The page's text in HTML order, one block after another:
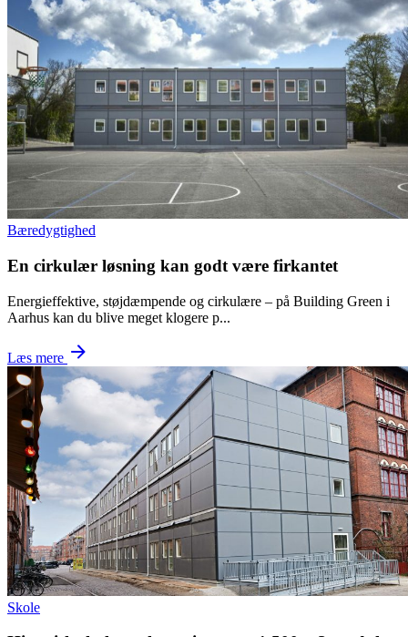
bæredygtighed
En cirkulær løsning kan godt være firkantet
Energieffektive, støjdæmpende og cirkulære – på Building Green i
Aarhus kan du blive meget klogere p...
Læs mere
skole